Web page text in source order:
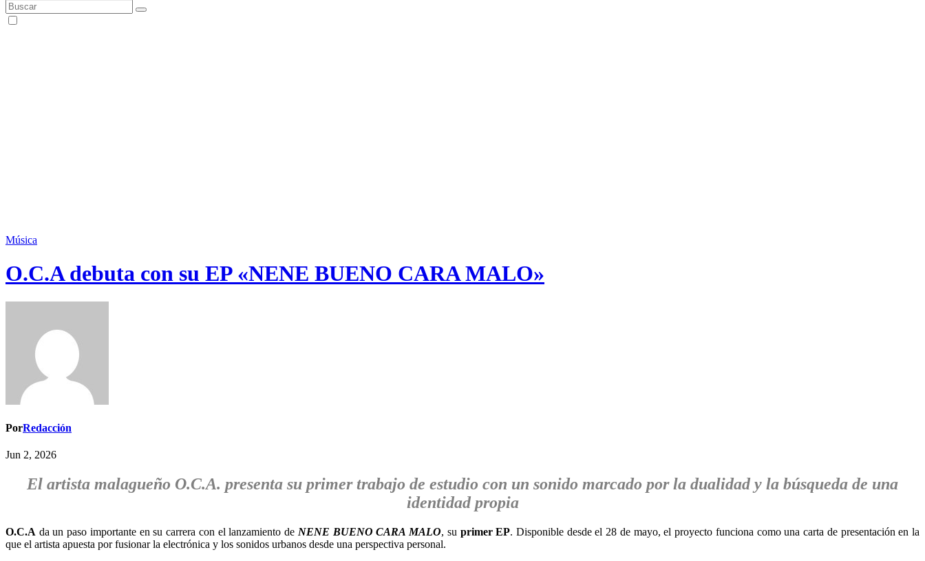
Música
O.C.A debuta con su EP «NENE BUENO CARA MALO»
PorRedacción
Jun 2, 2026
El artista malagueño O.C.A. presenta su primer trabajo de estudio con un sonido marcado por la dualidad y la búsqueda de una
identidad propia
O.C.A da un paso importante en su carrera con el lanzamiento de NENE BUENO CARA MALO, su primer EP. Disponible desde el 28 de mayo, el proyecto funciona como una carta de presentación en la
que el artista apuesta por fusionar la electrónica y los sonidos urbanos desde una perspectiva personal.